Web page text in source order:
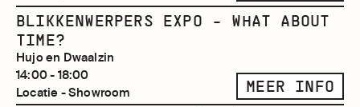
BLIKKENWERPERS EXPO - WHAT ABOUT
TIME?
Hujo en Dwaalzin
14:00 - 18:00
Locatie - Showroom
MEER INFO